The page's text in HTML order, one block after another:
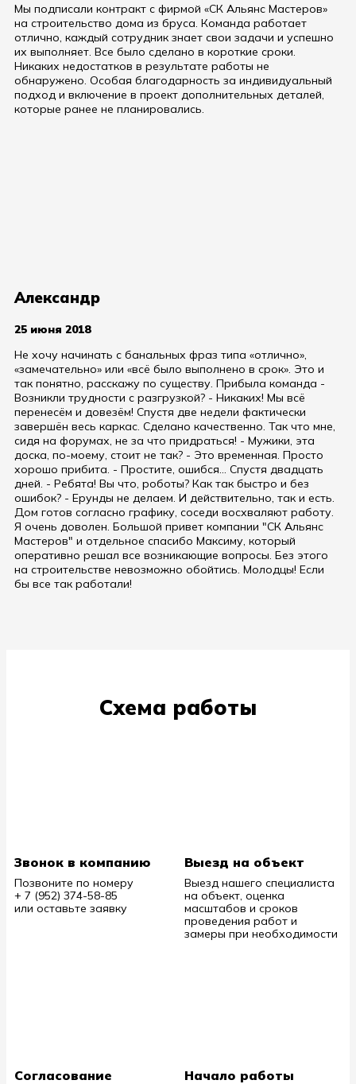
Мы подписали контракт с фирмой «СК Альянс Мастеров»
на строительство дома из бруса. Команда работает
отлично, каждый сотрудник знает свои задачи и успешно
их выполняет. Все было сделано в короткие сроки.
Никаких недостатков в результате работы не
обнаружено. Особая благодарность за индивидуальный
подход и включение в проект дополнительных деталей,
которые ранее не планировались.
Александр
25 июня 2018
Не хочу начинать с банальных фраз типа «отлично»,
«замечательно» или «всё было выполнено в срок». Это и
так понятно, расскажу по существу. Прибыла команда -
Возникли трудности с разгрузкой? - Никаких! Мы всё
перенесём и довезём! Спустя две недели фактически
завершён весь каркас. Сделано качественно. Так что мне,
сидя на форумах, не за что придраться! - Мужики, эта
доска, по-моему, стоит не так? - Это временная. Просто
хорошо прибита. - Простите, ошибся... Спустя двадцать
дней. - Ребята! Вы что, роботы? Как так быстро и без
ошибок? - Ерунды не делаем. И действительно, так и есть.
Дом готов согласно графику, соседи восхваляют работу.
Я очень доволен. Большой привет компании "СК Альянс
Мастеров" и отдельное спасибо Максиму, который
оперативно решал все возникающие вопросы. Без этого
на строительстве невозможно обойтись. Молодцы! Если
бы все так работали!
Схема работы
Звонок в компанию
Позвоните по номеру
+ 7 (952) 374-58-85
или оставьте заявку
Выезд на объект
Выезд нашего специалиста
на объект, оценка
масштабов и сроков
проведения работ и
замеры при необходимости
Согласование Начало работы